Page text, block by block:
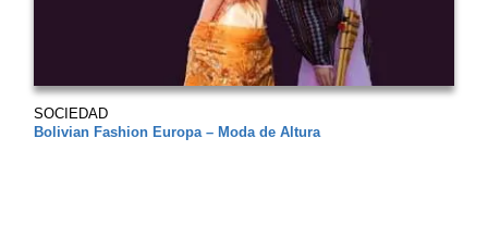
SOCIEDAD
Bolivian Fashion Europa – Moda de Altura